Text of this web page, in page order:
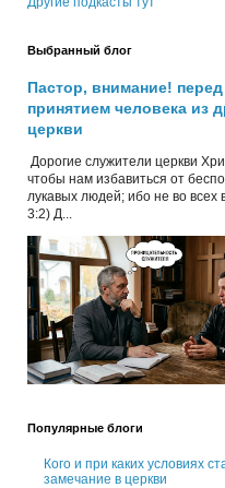
Выбранный блог
Пастор, внимание! перед
принятием человека из
церкви
Дорогие служители церкви
чтобы нам избавиться от
лукавых людей; ибо не во всех
3:2) Д...
Популярные блоги
Кого и при каких условиях
замечание в церкви